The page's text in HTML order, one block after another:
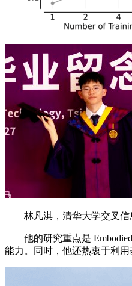
林凡淇，清华大学交叉信息
他的研究重点是 Embodied
能力。同时，他还热衷于利用